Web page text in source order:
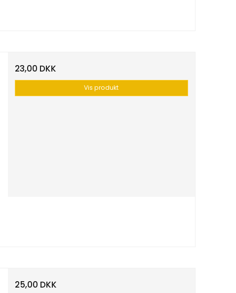
23,00 DKK
Vis produkt
25,00 DKK